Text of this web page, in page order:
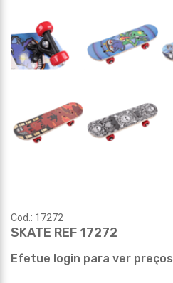
Cod.: 17272
SKATE REF 17272
Efetue login para ver preços